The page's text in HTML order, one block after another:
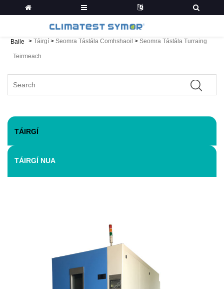
Baile > Táirgí > Seomra Tástála Comhshaoil > Seomra Tástála Turraing
Teirmeach
TÁIRGÍ
TÁIRGÍ NUA